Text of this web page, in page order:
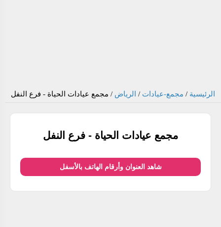
الرئيسية / مجمع-عيادات / الرياض / مجمع عيادات الحياة - فرع النفل
مجمع عيادات الحياة - فرع النفل
شاهد العنوان وأرقام الهاتف بالأسفل